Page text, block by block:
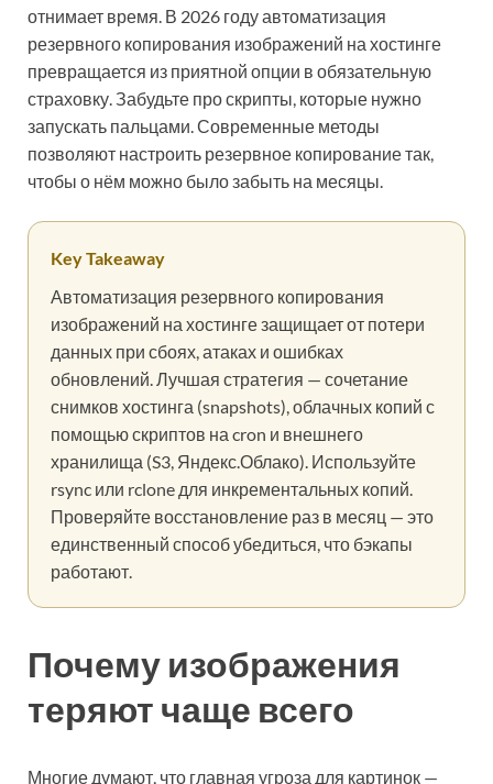
отнимает время. В 2026 году автоматизация
резервного копирования изображений на хостинге
превращается из приятной опции в обязательную
страховку. Забудьте про скрипты, которые нужно
запускать пальцами. Современные методы
позволяют настроить резервное копирование так,
чтобы о нём можно было забыть на месяцы.
Key Takeaway
Автоматизация резервного копирования
изображений на хостинге защищает от потери
данных при сбоях, атаках и ошибках
обновлений. Лучшая стратегия — сочетание
снимков хостинга (snapshots), облачных копий с
помощью скриптов на cron и внешнего
хранилища (S3, Яндекс.Облако). Используйте
rsync или rclone для инкрементальных копий.
Проверяйте восстановление раз в месяц — это
единственный способ убедиться, что бэкапы
работают.
Почему изображения
теряют чаще всего
Многие думают, что главная угроза для картинок —